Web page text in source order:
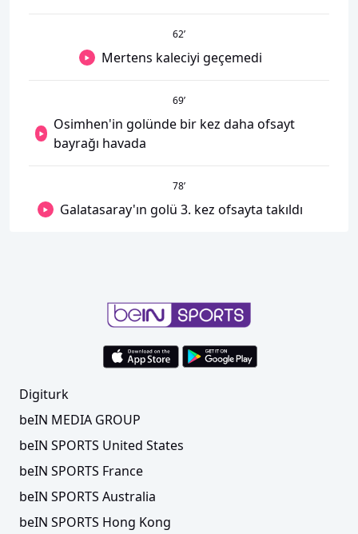
62’
Mertens kaleciyi geçemedi
69’
Osimhen'in golünde bir kez daha ofsayt
bayrağı havada
78’
Galatasaray'ın golü 3. kez ofsayta takıldı
Digiturk
beIN MEDIA GROUP
beIN SPORTS United States
beIN SPORTS France
beIN SPORTS Australia
beIN SPORTS Hong Kong